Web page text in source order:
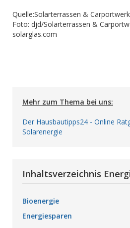
Quelle:Solarterrassen &
Foto: djd/Solarterrassen &
solarglas.com
Mehr zum Thema bei uns:
Der Hausbautipps24 - Online
Solarenergie
Inhaltsverzeichnis
Bioenergie
Energiesparen